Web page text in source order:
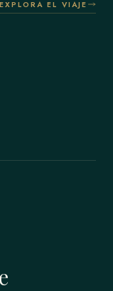
EXPLORA EL VIAJE